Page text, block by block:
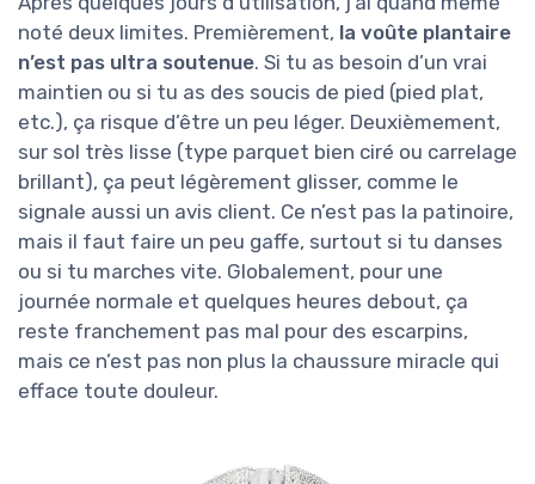
noté deux limites. Premièrement, la voûte plantaire
n’est pas ultra soutenue. Si tu as besoin d’un vrai
maintien ou si tu as des soucis de pied (pied plat,
etc.), ça risque d’être un peu léger. Deuxièmement,
sur sol très lisse (type parquet bien ciré ou carrelage
brillant), ça peut légèrement glisser, comme le
signale aussi un avis client. Ce n’est pas la patinoire,
mais il faut faire un peu gaffe, surtout si tu danses
ou si tu marches vite. Globalement, pour une
journée normale et quelques heures debout, ça
reste franchement pas mal pour des escarpins,
mais ce n’est pas non plus la chaussure miracle qui
efface toute douleur.